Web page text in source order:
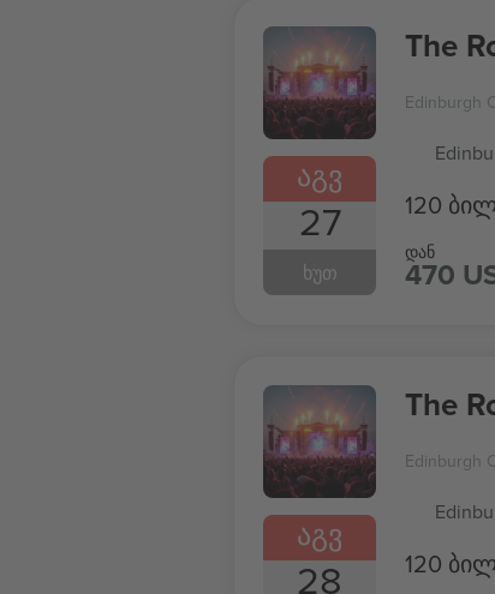
ᲐᲒᲕ
27
ᲮᲣᲗ
The
Edinburgh
120
დან
470
ᲐᲒᲕ
28
The
Edinburgh
120